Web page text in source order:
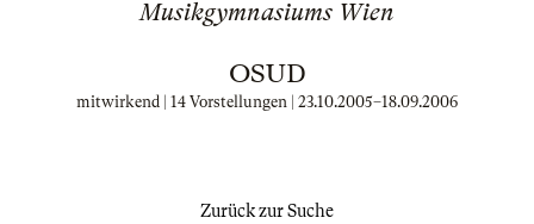
Musikgymnasiums Wien
OSUD
mitwirkend | 14 Vorstellungen | 23.10.2005–18.09.2006
Zurück zur Suche